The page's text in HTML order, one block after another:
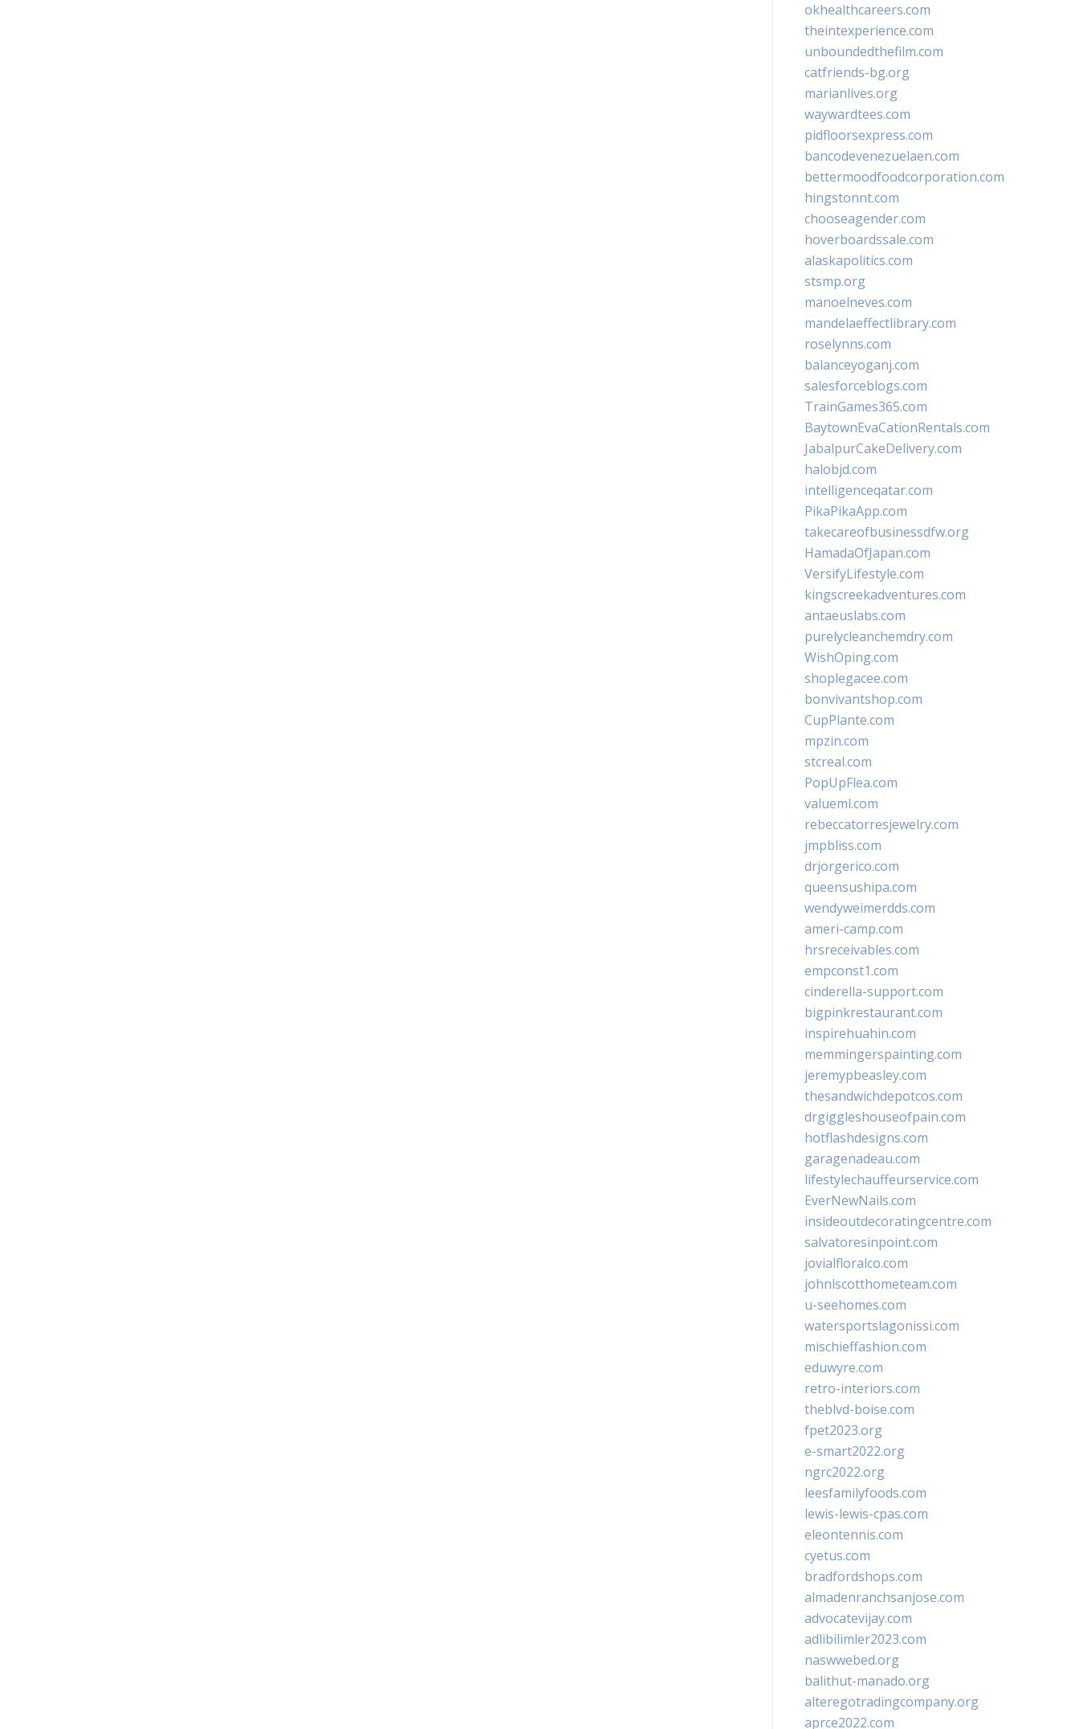
okhealthcareers.com
theintexperience.com
unboundedthefilm.com
catfriends-bg.org
marianlives.org
waywardtees.com
pidfloorsexpress.com
bancodevenezuelaen.com
bettermoodfoodcorporation.com
hingstonnt.com
chooseagender.com
hoverboardssale.com
alaskapolitics.com
stsmp.org
manoelneves.com
mandelaeffectlibrary.com
roselynns.com
balanceyoganj.com
salesforceblogs.com
TrainGames365.com
BaytownEvaCationRentals.com
JabalpurCakeDelivery.com
halobjd.com
intelligenceqatar.com
PikaPikaApp.com
takecareofbusinessdfw.org
HamadaOfJapan.com
VersifyLifestyle.com
kingscreekadventures.com
antaeuslabs.com
purelycleanchemdry.com
WishOping.com
shoplegacee.com
bonvivantshop.com
CupPlante.com
mpzin.com
stcreal.com
PopUpFlea.com
valueml.com
rebeccatorresjewelry.com
jmpbliss.com
drjorgerico.com
queensushipa.com
wendyweimerdds.com
ameri-camp.com
hrsreceivables.com
empconst1.com
cinderella-support.com
bigpinkrestaurant.com
inspirehuahin.com
memmingerspainting.com
jeremypbeasley.com
thesandwichdepotcos.com
drgiggleshouseofpain.com
hotflashdesigns.com
garagenadeau.com
lifestylechauffeurservice.com
EverNewNails.com
insideoutdecoratingcentre.com
salvatoresinpoint.com
jovialfloralco.com
johnlscotthometeam.com
u-seehomes.com
watersportslagonissi.com
mischieffashion.com
eduwyre.com
retro-interiors.com
theblvd-boise.com
fpet2023.org
e-smart2022.org
ngrc2022.org
leesfamilyfoods.com
lewis-lewis-cpas.com
eleontennis.com
cyetus.com
bradfordshops.com
almadenranchsanjose.com
advocatevijay.com
adlibilimler2023.com
naswwebed.org
balithut-manado.org
alteregotradingcompany.org
aprce2022.com